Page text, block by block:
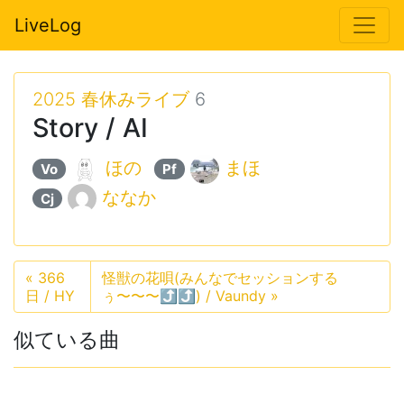
LiveLog
2025 春休みライブ6
Story / AI
Vo ほの Pf まほ
Cj ななか
« 366
日 / HY
怪獣の花唄(みんなでセッションする
ぅ〜〜〜⤴︎⤴︎) / Vaundy »
似ている曲